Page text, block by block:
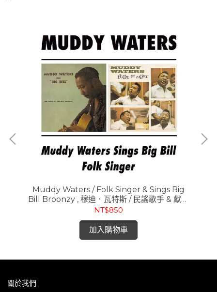
Muddy Waters / Folk Singer & Sings Big
Bill Broonzy , 穆迪．瓦特斯 / 民謠歌手 & 獻唱
傳奇藍調大師 Big Bill 金曲 (CD)
NT$850
加入購物車
關於我們